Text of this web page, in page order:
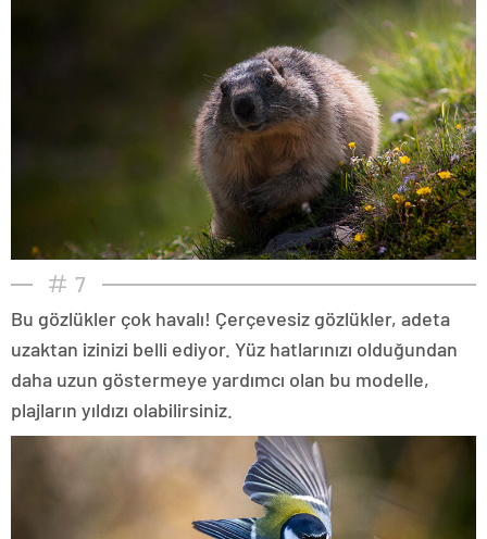
7
Bu gözlükler çok havalı! Çerçevesiz gözlükler, adeta
uzaktan izinizi belli ediyor. Yüz hatlarınızı olduğundan
daha uzun göstermeye yardımcı olan bu modelle,
plajların yıldızı olabilirsiniz.